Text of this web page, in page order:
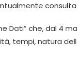
che, dal 4
tempi, natura